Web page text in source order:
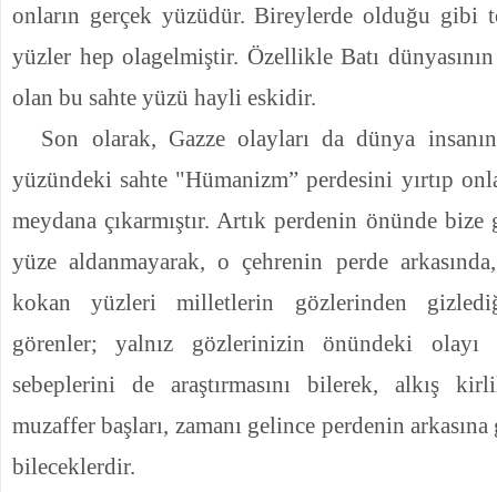
onların gerçek yüzüdür. Bireylerde olduğu gibi
yüzler hep olagelmiştir. Özellikle Batı
olan bu sahte yüzü hayli eskidir.
Son olarak, Gazze olayları da dünya
yüzündeki sahte "Hümanizm” perdesini yırtıp
meydana çıkarmıştır. Artık perdenin önünde bize
yüze aldanmayarak, o çehrenin perde
kokan yüzleri milletlerin gözlerinden
görenler; yalnız gözleri­nizin önündeki
sebeplerini de araştırma­sını bilerek, alkış
muzaffer başları, zamanı gelince perdenin
bileceklerdir.